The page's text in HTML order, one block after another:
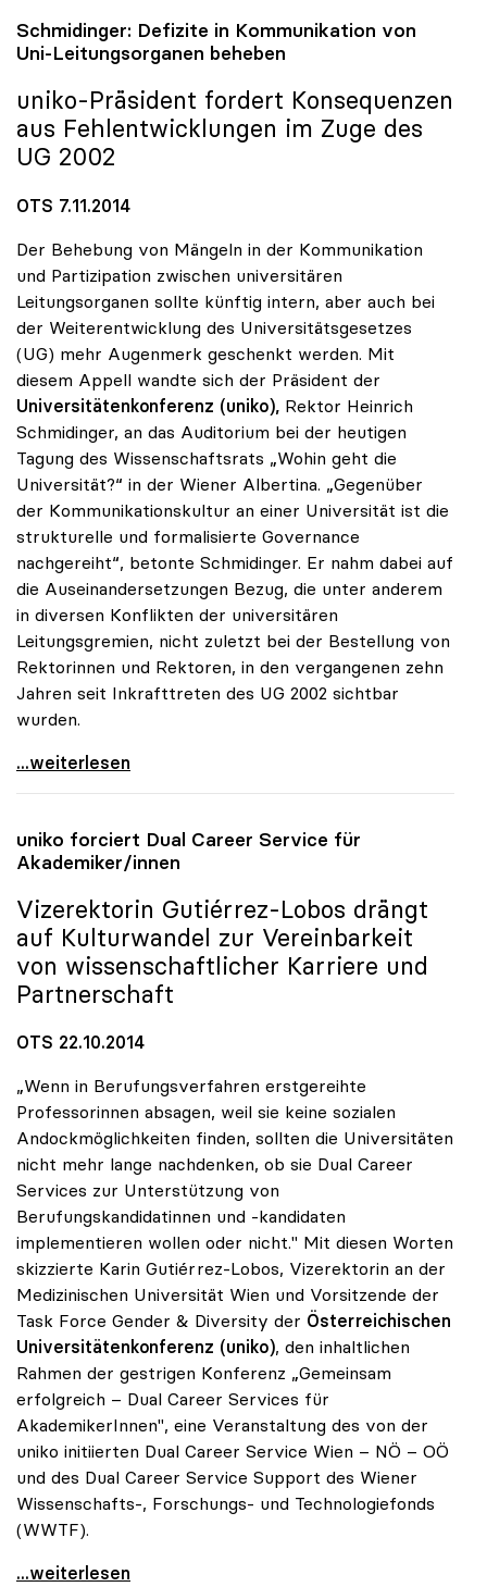
Schmidinger: Defizite in Kommunikation von
Uni-Leitungsorganen beheben
uniko-Präsident fordert Konsequenzen
aus Fehlentwicklungen im Zuge des
UG 2002
OTS 7.11.2014
Der Behebung von Mängeln in der Kommunikation
und Partizipation zwischen universitären
Leitungsorganen sollte künftig intern, aber auch bei
der Weiterentwicklung des Universitätsgesetzes
(UG) mehr Augenmerk geschenkt werden. Mit
diesem Appell wandte sich der Präsident der
Universitätenkonferenz (uniko), Rektor Heinrich
Schmidinger, an das Auditorium bei der heutigen
Tagung des Wissenschaftsrats „Wohin geht die
Universität?“ in der Wiener Albertina. „Gegenüber
der Kommunikationskultur an einer Universität ist die
strukturelle und formalisierte Governance
nachgereiht“, betonte Schmidinger. Er nahm dabei auf
die Auseinandersetzungen Bezug, die unter anderem
in diversen Konflikten der universitären
Leitungsgremien, nicht zuletzt bei der Bestellung von
Rektorinnen und Rektoren, in den vergangenen zehn
Jahren seit Inkrafttreten des UG 2002 sichtbar
wurden.
Schmidinger: Defizite in Kommunikation von
...weiterlesen
uniko forciert Dual Career Service für
Akademiker/innen
Vizerektorin Gutiérrez-Lobos drängt
auf Kulturwandel zur Vereinbarkeit
von wissenschaftlicher Karriere und
Partnerschaft
OTS 22.10.2014
„Wenn in Berufungsverfahren erstgereihte
Professorinnen absagen, weil sie keine sozialen
Andockmöglichkeiten finden, sollten die Universitäten
nicht mehr lange nachdenken, ob sie Dual Career
Services zur Unterstützung von
Berufungskandidatinnen und -kandidaten
implementieren wollen oder nicht." Mit diesen Worten
skizzierte Karin Gutiérrez-Lobos, Vizerektorin an der
Medizinischen Universität Wien und Vorsitzende der
Task Force Gender & Diversity der Österreichischen
Universitätenkonferenz (uniko), den inhaltlichen
Rahmen der gestrigen Konferenz „Gemeinsam
erfolgreich – Dual Career Services für
AkademikerInnen", eine Veranstaltung des von der
uniko initiierten Dual Career Service Wien – NÖ – OÖ
und des Dual Career Service Support des Wiener
Wissenschafts-, Forschungs- und Technologiefonds
(WWTF).
uniko forciert Dual Career Service für
...weiterlesen